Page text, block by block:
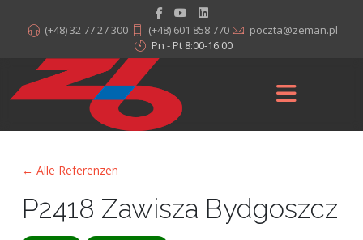
(+48) 32 77 27 300 (+48) 601 858 770
poczta@zeman.pl
Pn - Pt 8:00-16:00
← Alle Referenzen
P2418 Zawisza Bydgoszcz